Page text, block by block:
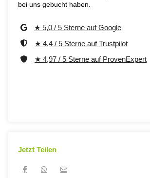
bei uns gebucht haben.
★ 5,0 / 5 Sterne auf Google
★ 4,4 / 5 Sterne auf Trustpilot
★ 4,97 / 5 Sterne auf ProvenExpert
Jetzt Teilen